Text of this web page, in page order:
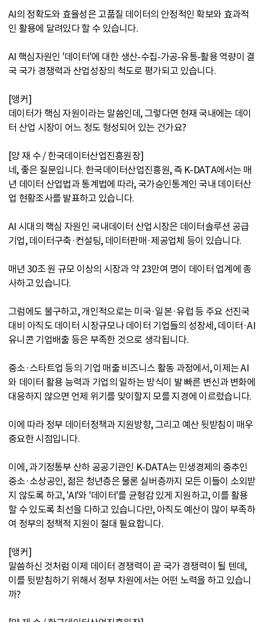
AI의 정확도와 효율성은 고품질 데이터의 안정적인 확보와 효과적
인 활용에 달려있다 할 수 있습니다.
AI 핵심자원인 '데이터'에 대한 생산-수집-가공-유통-활용 역량이 결
국 국가 경쟁력과 산업성장의 척도로 평가되고 있습니다.
[앵커]
데이터가 핵심 자원이라는 말씀인데, 그렇다면 현재 국내에는 데이
터 산업 시장이 어느 정도 형성되어 있는 건가요?
[양 재 수 / 한국데이터산업진흥원장]
네, 좋은 질문입니다. 한국데이터산업진흥원, 즉 K-DATA에서는 매
년 데이터 산업법과 통계법에 따라, 국가승인통계인 국내 데이터산
업 현황조사를 발표하고 있습니다.
AI 시대의 핵심 자원인 국내데이터 산업시장은 데이터솔루션 공급
기업, 데이터구축·컨설팅, 데이터판매·제공업체 등이 있습니다.
매년 30조 원 규모 이상의 시장과 약 23만여 명이 데이터 업계에 종
사하고 있습니다.
그럼에도 불구하고, 개인적으로는 미국·일본·유럽 등 주요 선진국
대비 아직도 데이터 시장규모나 데이터 기업들의 성장세, 데이터·AI
유니콘 기업배출 등은 부족한 것으로 생각됩니다.
중소·스타트업 등의 기업 매출 비즈니스 활동 과정에서, 이제는 AI
와 데이터 활용 능력과 기업의 일하는 방식이 발 빠른 변신과 변화에
대응하지 않으면 언제 위기를 맞이할지 모를 지경에 이르렀습니다.
이에 따라 정부 데이터정책과 지원방향, 그리고 예산 뒷받침이 매우
중요한 시점입니다.
이에, 과기정통부 산하 공공기관인 K-DATA는 민생경제의 중추인
중소·소상공인, 젊은 청년층은 물론 실버층까지 모든 이들이 소외받
지 않도록 하고, 'AI'와 '데이터'를 균형감 있게 지원하고, 이를 활용
할 수 있도록 최선을 다하고 있습니다만, 아직도 예산이 많이 부족하
여 정부의 정책적 지원이 절대 필요합니다.
[앵커]
말씀하신 것처럼 이제 데이터 경쟁력이 곧 국가 경쟁력이 될 텐데,
이를 뒷받침하기 위해서 정부 차원에서는 어떤 노력을 하고 있습니
까?